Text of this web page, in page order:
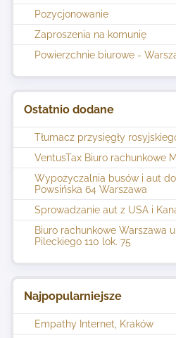
Pozycjonowanie
Zaproszenia na komunię
Powierzchnie biurowe -
Ostatnio dodane
Tłumacz przysięgły
VentusTax Biuro rachunkowe
Wypożyczalnia busów i aut
Powsińska 64 Warszawa
Sprowadzanie aut z USA i
Biuro rachunkowe Warszawa
Pileckiego 110 lok. 75
Najpopularniejsze
Empathy Internet, Kraków